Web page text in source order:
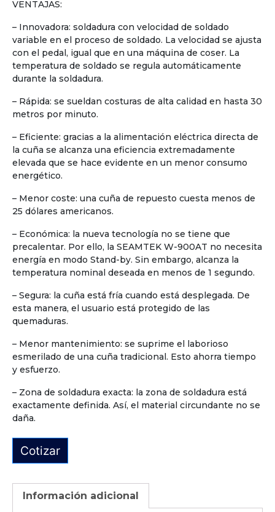
VENTAJAS:
– Innovadora: soldadura con velocidad de soldado
variable en el proceso de soldado. La velocidad se ajusta
con el pedal, igual que en una máquina de coser. La
temperatura de soldado se regula automáticamente
durante la soldadura.
– Rápida: se sueldan costuras de alta calidad en hasta 30
metros por minuto.
– Eficiente: gracias a la alimentación eléctrica directa de
la cuña se alcanza una eficiencia extremadamente
elevada que se hace evidente en un menor consumo
energético.
– Menor coste: una cuña de repuesto cuesta menos de
25 dólares americanos.
– Económica: la nueva tecnología no se tiene que
precalentar. Por ello, la SEAMTEK W-900AT no necesita
energía en modo Stand-by. Sin embargo, alcanza la
temperatura nominal deseada en menos de 1 segundo.
– Segura: la cuña está fría cuando está desplegada. De
esta manera, el usuario está protegido de las
quemaduras.
– Menor mantenimiento: se suprime el laborioso
esmerilado de una cuña tradicional. Esto ahorra tiempo
y esfuerzo.
– Zona de soldadura exacta: la zona de soldadura está
exactamente definida. Así, el material circundante no se
daña.
Cotizar
Información adicional